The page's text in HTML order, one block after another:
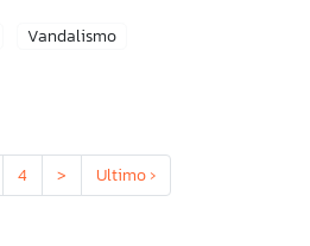
Vandalismo
4 > Ultimo ›